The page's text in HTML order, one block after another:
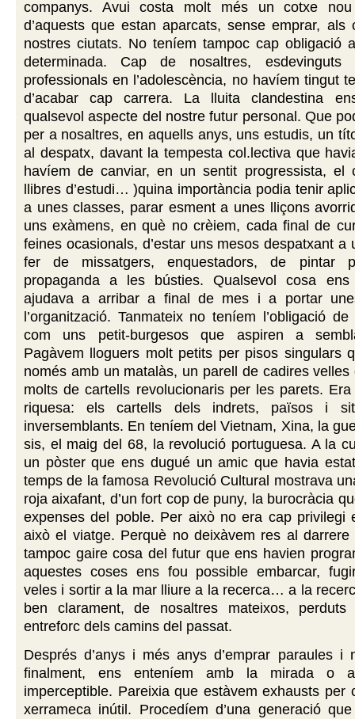
companys. Avui costa molt més un cotxe nou
d’aquests que estan aparcats, sense emprar, als
nostres ciutats. No teníem tampoc cap obligació
determinada. Cap de nosaltres, esdevinguts
professionals en l’adolescència, no havíem tingut
d’acabar cap carrera. La lluita clandestina
qualsevol aspecte del nostre futur personal. Que
per a nosaltres, en aquells anys, uns estudis, un
al despatx, davant la tempesta col.lectiva que
havíem de canviar, en un sentit progressista, el
llibres d’estudi… )quina importància podia tenir
a unes classes, parar esment a unes lliçons
uns exàmens, en què no crèiem, cada final de
feines ocasionals, d’estar uns mesos despatxant a
fer de missatgers, enquestadors, de pintar
propaganda a les bústies. Qualsevol cosa
ajudava a arribar a final de mes i a portar
l’organització. Tanmateix no teníem l’obligació
com uns petit-burgesos que aspiren a
Pagàvem lloguers molt petits per pisos singulars
només amb un matalàs, un parell de cadires velles
molts de cartells revolucionaris per les parets.
riquesa: els cartells dels indrets, països i
inversemblants. En teníem del Vietnam, Xina, la
sis, el maig del 68, la revolució portuguesa. A la
un pòster que ens dugué un amic que havia
temps de la famosa Revolució Cultural mostrava
roja aixafant, d’un fort cop de puny, la burocràcia
expenses del poble. Per això no era cap privilegi
això el viatge. Perquè no deixàvem res al darrere
tampoc gaire cosa del futur que ens havien
aquestes coses ens fou possible embarcar,
veles i sortir a la mar lliure a la recerca… a la
ben clarament, de nosaltres mateixos, perduts
entreforc dels camins del passat.
Després d’anys i més anys d’emprar paraules i
finalment, ens enteníem amb la mirada o
imperceptible. Pareixia que estàvem exhausts per
xerrameca inútil. Procedíem d’una generació